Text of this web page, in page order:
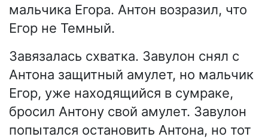
мальчика Егора. Антон возразил, что
Егор не Темный.
Завязалась схватка. Завулон снял с
Антона защитный амулет, но мальчик
Егор, уже находящийся в сумраке,
бросил Антону свой амулет. Завулон
попытался остановить Антона, но тот